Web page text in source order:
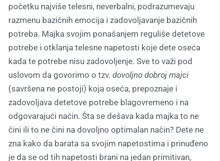
početku najviše telesni, neverbalni, podrazumevaju
razmenu bazičnih emocija i zadovoljavanje bazičnih
potreba. Majka svojim ponašanjem reguliše detetove
potrebe i otklanja telesne napetosti koje dete oseća
kada te potrebe nisu zadovoljenje. Sve to važi pod
uslovom da govorimo o tzv. dovoljno dobroj majci
(savršena ne postoji) koja oseća, prepoznaje i
zadovoljava detetove potrebe blagovremeno i na
odgovarajući način. Šta se dešava kada majka to ne
čini ili to ne čini na dovoljno optimalan način? Dete ne
zna kako da barata sa svojim napetostima i prinuđeno
je da se od tih napetosti brani na jedan primitivan,